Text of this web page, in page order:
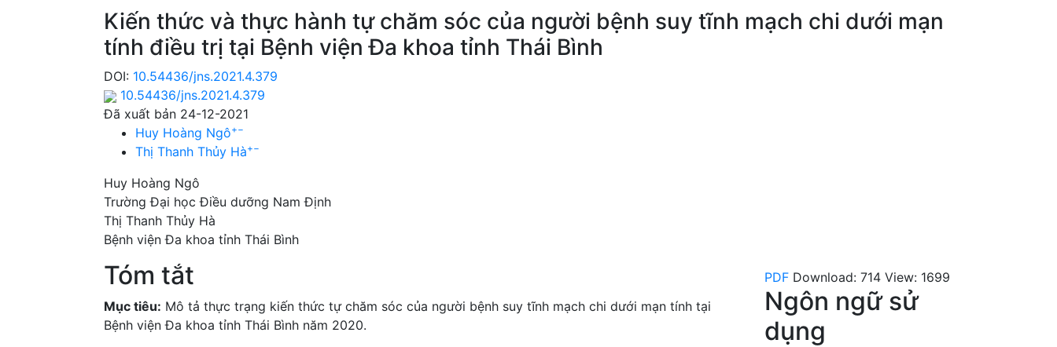
Kiến thức và thực hành tự chăm sóc của người bệnh suy tĩnh mạch chi dưới mạn
tính điều trị tại Bệnh viện Đa khoa tỉnh Thái Bình
DOI: 10.54436/jns.2021.4.379
10.54436/jns.2021.4.379
Đã xuất bản 24-12-2021
Huy Hoàng Ngô+−
Thị Thanh Thủy Hà+−
Huy Hoàng Ngô
Trường Đại học Điều dưỡng Nam Định
Thị Thanh Thủy Hà
Bệnh viện Đa khoa tỉnh Thái Bình
PDF Download: 714 View: 1699
Ngôn ngữ sử
dụng
Tóm tắt
Mục tiêu: Mô tả thực trạng kiến thức tự chăm sóc của người bệnh suy tĩnh mạch chi dưới mạn tính tại
Bệnh viện Đa khoa tỉnh Thái Bình năm 2020.